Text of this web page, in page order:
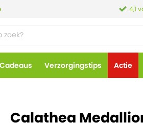
4,1
Cadeaus Verzorgingstips Actie
Calathea